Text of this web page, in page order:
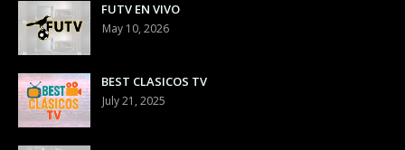
FUTV EN VIVO
May 10, 2026
BEST CLASICOS TV
July 21, 2025